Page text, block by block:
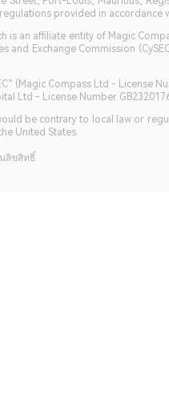
provided in
an affiliate entity of Magic
Exchange Commission
(Magic Compass Ltd - License
Ltd - License Number
be contrary to local law or
United States.
ลิขสิทธิ์